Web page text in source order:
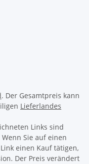
. Der Gesamtpreis kann
Lieferlandes
Links sind
Sie auf einen
einen Kauf tätigen,
Der Preis verändert